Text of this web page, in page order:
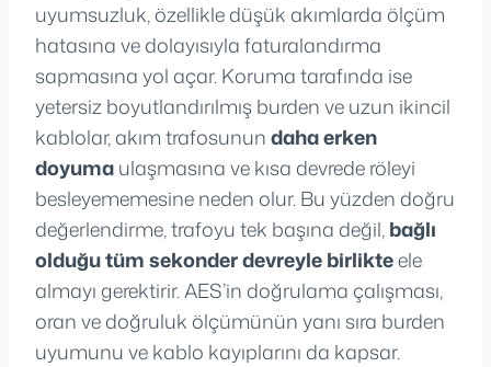
uyumsuzluk, özellikle düşük akımlarda ölçüm
hatasına ve dolayısıyla faturalandırma
sapmasına yol açar. Koruma tarafında ise
yetersiz boyutlandırılmış burden ve uzun ikincil
kablolar, akım trafosunundaha erken
doyumaulaşmasına ve kısa devrede röleyi
besleyememesine neden olur. Bu yüzden doğru
değerlendirme, trafoyu tek başına değil,bağlı
olduğu tüm sekonder devreyle birlikteele
almayı gerektirir. AES’in doğrulama çalışması,
oran ve doğruluk ölçümünün yanı sıra burden
uyumunu ve kablo kayıplarını da kapsar.